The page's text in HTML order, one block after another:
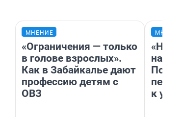
МНЕНИЕ
«Ограничения — только
в голове взрослых».
Как в Забайкалье дают
профессию детям с
ОВЗ
надо
к